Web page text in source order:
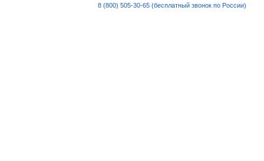
8 (800) 505-30-65 (бесплатный звонок по России)